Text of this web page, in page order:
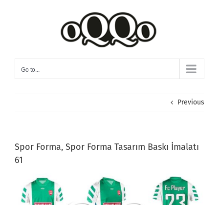
Go to...
Previous
Spor Forma, Spor Forma Tasarım Baskı İmalatı
61